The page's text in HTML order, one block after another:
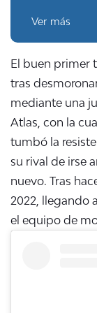
Ver más
El buen primer
tras
mediante una
Atlas, con la
tumbó la
su rival de irse
nuevo. Tras
2022, llegando
el equipo de